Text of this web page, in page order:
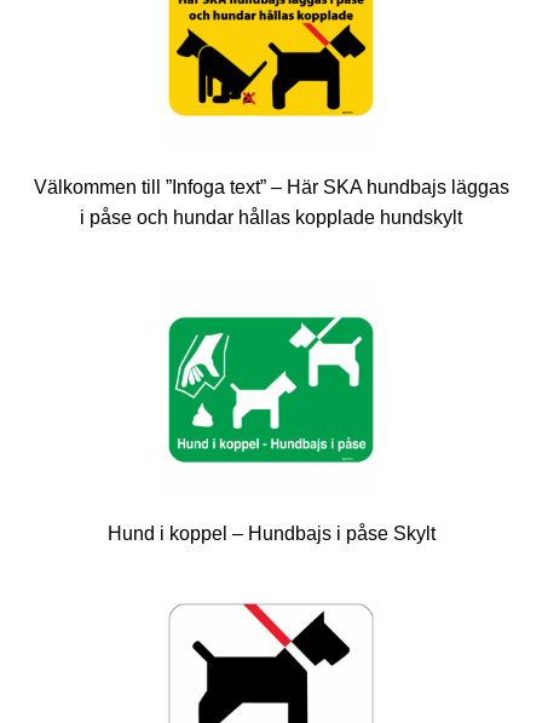
Välkommen till ”Infoga text” – Här SKA hundbajs läggas
i påse och hundar hållas kopplade hundskylt
Hund i koppel – Hundbajs i påse Skylt